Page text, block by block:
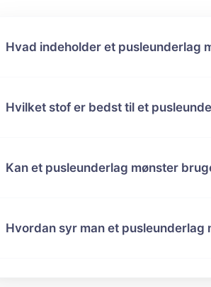
Hvad indeholder et pusleunderlag
Hvilket stof er bedst til et
Kan et pusleunderlag mønster
Hvordan syr man et pusleunderlag